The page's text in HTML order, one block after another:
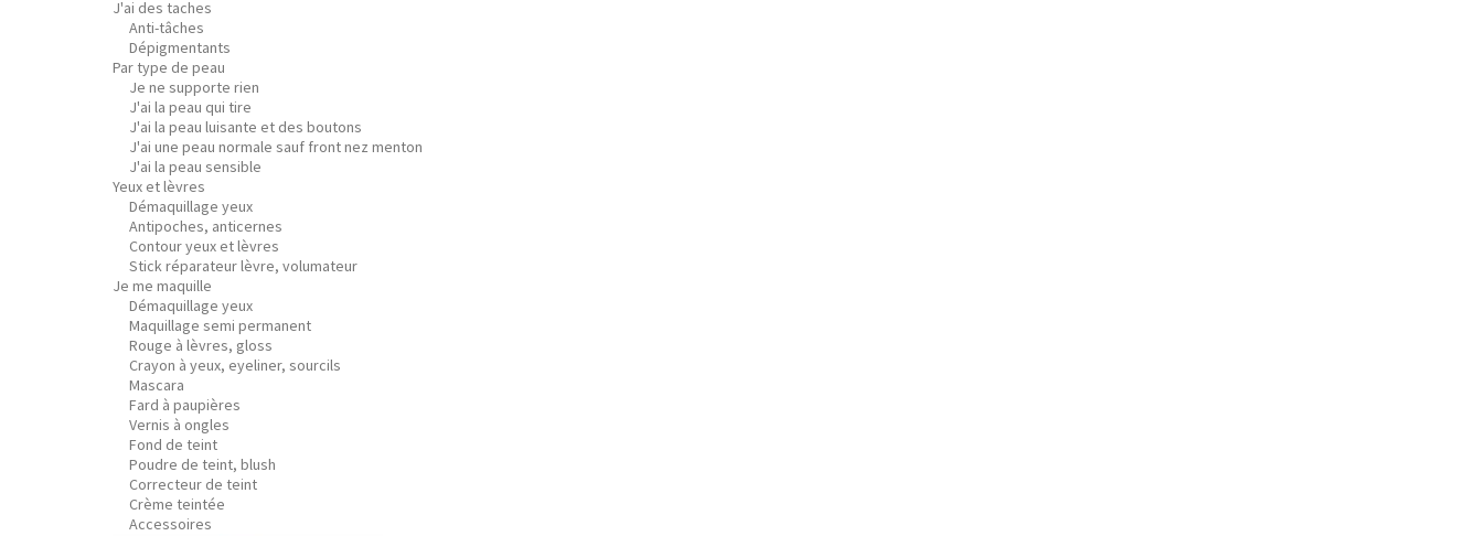
J'ai des taches
Anti-tâches
Dépigmentants
Par type de peau
Je ne supporte rien
J'ai la peau qui tire
J'ai la peau luisante et des boutons
J'ai une peau normale sauf front nez menton
J'ai la peau sensible
Yeux et lèvres
Démaquillage yeux
Antipoches, anticernes
Contour yeux et lèvres
Stick réparateur lèvre, volumateur
Je me maquille
Démaquillage yeux
Maquillage semi permanent
Rouge à lèvres, gloss
Crayon à yeux, eyeliner, sourcils
Mascara
Fard à paupières
Vernis à ongles
Fond de teint
Poudre de teint, blush
Correcteur de teint
Crème teintée
Accessoires